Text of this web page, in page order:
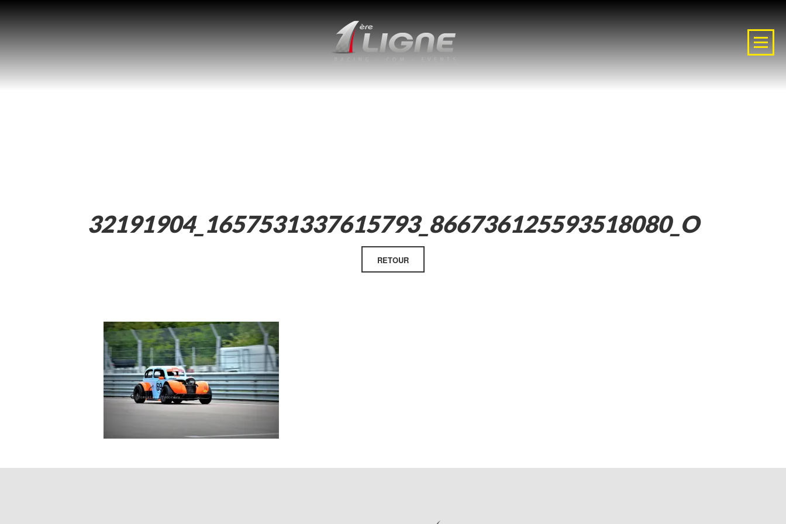
32191904_1657531337615793_866736125593518080_O
RETOUR